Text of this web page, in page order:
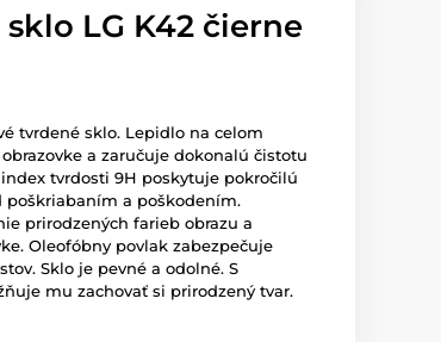
LG K42 čierne
tvrdené sklo. Lepidlo na celom
a zaručuje dokonalú čistotu
index tvrdosti 9H poskytuje pokročilú
poškriabaním a poškodením.
prirodzených farieb obrazu a
Oleofóbny povlak zabezpečuje
Sklo je pevné a odolné. S
mu zachovať si prirodzený tvar.